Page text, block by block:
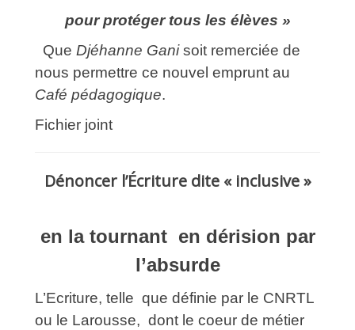
pour protéger tous les élèves »
Que Djéhanne Ganisoit remerciée de
nous permettre ce nouvel emprunt au
Café pédagogique.
Fichier joint
Dénoncer l’Écriture dite « inclusive »
en la tournant en dérision par
l’absurde
L’Ecriture, telle que définie par le CNRTL
ou le Larousse, dont le coeur de métier